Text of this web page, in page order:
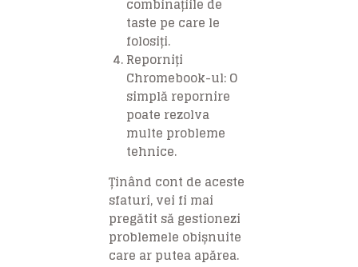
taste pe care le
folosiți.
Reporniți
Chromebook-ul: O
simplă repornire
poate rezolva
multe probleme
tehnice.
Ținând cont de aceste
sfaturi, vei fi mai
pregătit să gestionezi
problemele obișnuite
care ar putea apărea.